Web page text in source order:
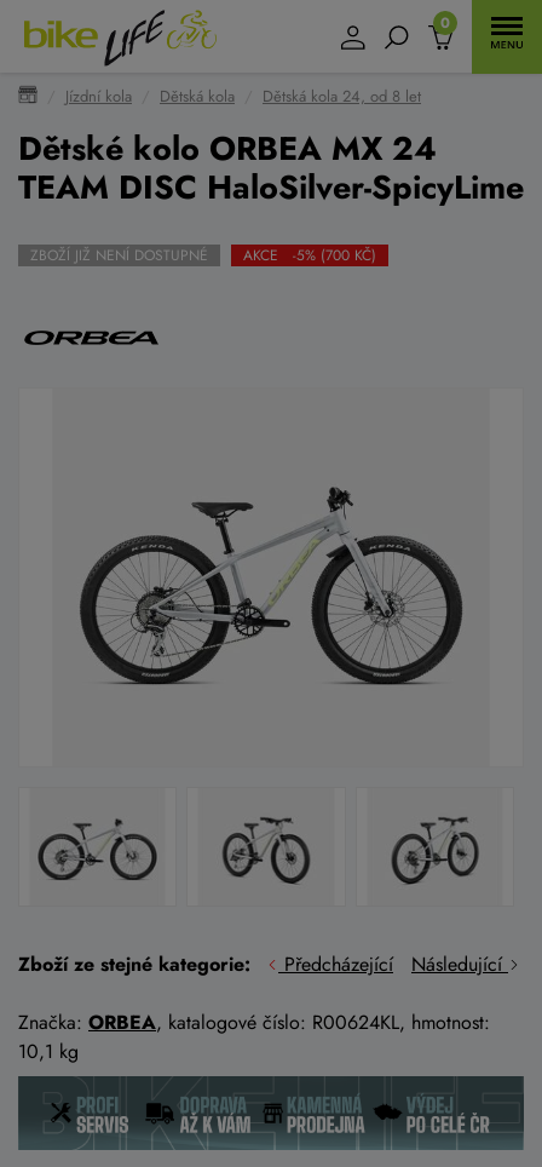
0
Jízdní kola Dětská kola Dětská kola 24, od 8 let
Dětské kolo ORBEA MX 24
TEAM DISC HaloSilver-SpicyLime
ZBOŽÍ JIŽ NENÍ DOSTUPNÉ AKCE -5% (700 KČ)
Zboží ze stejné kategorie: Předcházející Následující
Značka: ORBEA, katalogové číslo: R00624KL, hmotnost:
10,1 kg